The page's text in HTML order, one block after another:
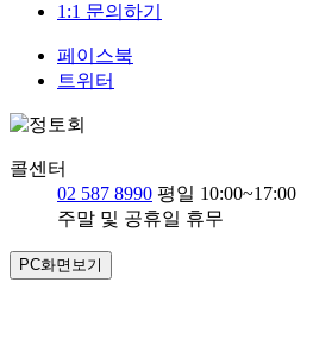
1:1 문의하기
페이스북
트위터
콜센터
02 587 8990 평일 10:00~17:00
주말 및 공휴일 휴무
PC화면보기